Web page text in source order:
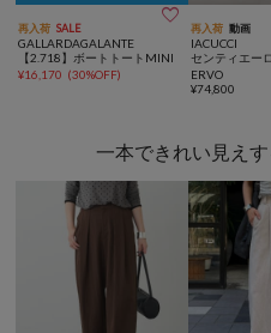
再入荷 SALE 
GALLARDAGALANTE
【2.718】ボートトートMINI
¥16,170 (30%OFF)
再入荷 動画
IACUCCI
センティエー
ERVO
¥74,800
一本できれい見え